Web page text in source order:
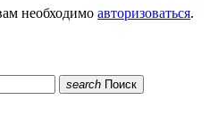
необходимо авторизоваться.
search Поиск